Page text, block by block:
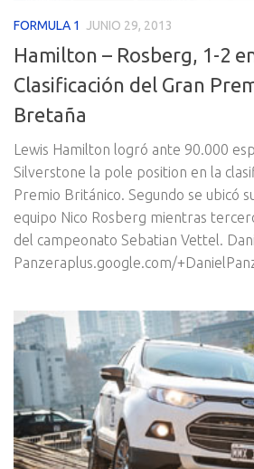
FORMULA 1 JUNIO 29, 2013
Hamilton – Rosberg, 1-2
Clasificación del Gran
Bretaña
Lewis Hamilton logró ante 90.000
Silverstone la pole position en la
Premio Británico. Segundo se ubicó
equipo Nico Rosberg mientras
del campeonato Sebatian Vettel.
Panzeraplus.google.com/